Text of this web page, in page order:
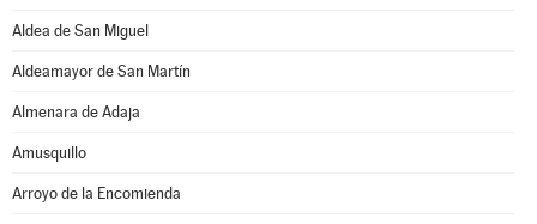
Aldea de San Miguel
Aldeamayor de San Martín
Almenara de Adaja
Amusquillo
Arroyo de la Encomienda